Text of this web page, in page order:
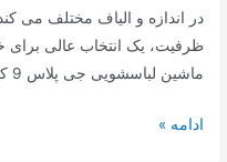
ظرفیت، یک انتخاب عالی
ماشین لباسشویی جی پلاس 9 کیلویی مدل …
مدل
ادامه »